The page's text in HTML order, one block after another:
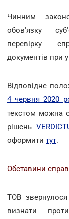
Чинним
обов'язку
перевірку
документів при
Відповідне
4 червня 2020
текстом можна
рішень
оформити тут.
Обставини
ТОВ
визнати